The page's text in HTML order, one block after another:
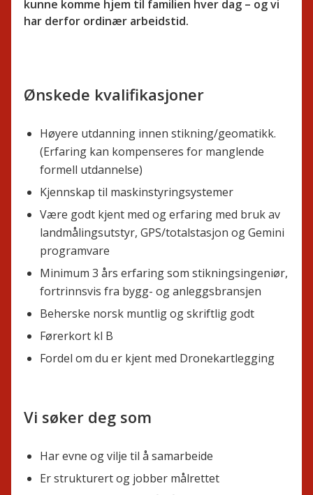
kunne komme hjem til familien hver dag – og vi
har derfor ordinær arbeidstid.
Ønskede kvalifikasjoner
Høyere utdanning innen stikning/geomatikk.
(Erfaring kan kompenseres for manglende
formell utdannelse)
Kjennskap til maskinstyringsystemer
Være godt kjent med og erfaring med bruk av
landmålingsutstyr, GPS/totalstasjon og Gemini
programvare
Minimum 3 års erfaring som stikningsingeniør,
fortrinnsvis fra bygg- og anleggsbransjen
Beherske norsk muntlig og skriftlig godt
Førerkort kl B
Fordel om du er kjent med Dronekartlegging
Vi søker deg som
Har evne og vilje til å samarbeide
Er strukturert og jobber målrettet